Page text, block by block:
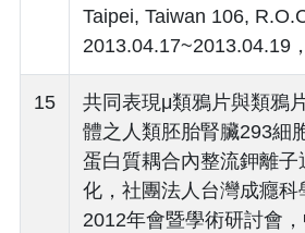
Taipei, Taiwan 106,
2013.04.17~2013.04.19，
15
共同表現μ類鴉片與類鴉
體之人類胚胎腎臟293細
蛋白質耦合內整流鉀離子
化，社團法人台灣成癮科
2012年會暨學術研討會